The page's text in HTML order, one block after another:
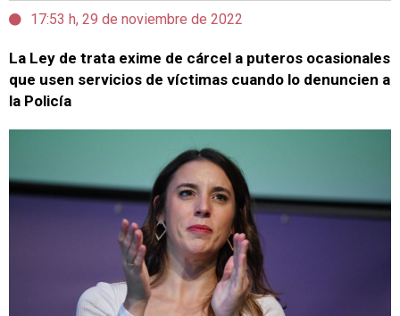
17:53 h, 29 de noviembre de 2022
La Ley de trata exime de cárcel a puteros ocasionales
que usen servicios de víctimas cuando lo denuncien a
la Policía